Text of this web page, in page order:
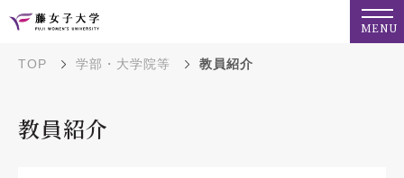
MENU
TOP 学部・大学院等 教員紹介
教員紹介